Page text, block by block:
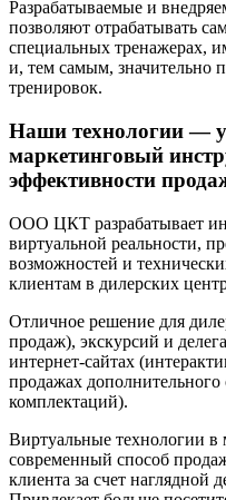
Разрабатываемые и
позволяют отрабатывать
специальных тренажерах,
и, тем самым,
тренировок.
Наши технологии —
маркетинговый
эффективности
ООО ЦКТ разрабатывает
виртуальной реальности,
возможностей и
клиентам в дилерских
Отличное решение для
продаж), экскурсий и
интернет-сайтах
продажах дополнительного
комплектаций).
Виртуальные технологии
современный способ
клиента за счет наглядной